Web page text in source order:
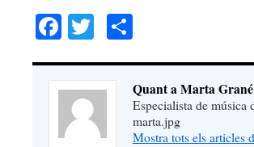
Facebook
Twitter
Quant a Marta
Especialista de música
marta.jpg
Mostra tots els articles